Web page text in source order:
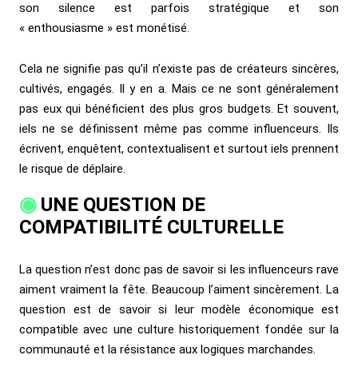
son silence est parfois stratégique et son
« enthousiasme » est monétisé.
Cela ne signifie pas qu’il n’existe pas de créateurs sincères,
cultivés, engagés. Il y en a. Mais ce ne sont généralement
pas eux qui bénéficient des plus gros budgets. Et souvent,
iels ne se définissent même pas comme influenceurs. Ils
écrivent, enquêtent, contextualisent et surtout iels prennent
le risque de déplaire.
UNE QUESTION DE
COMPATIBILITÉ CULTURELLE
La question n’est donc pas de savoir si les influenceurs rave
aiment vraiment la fête. Beaucoup l’aiment sincèrement. La
question est de savoir si leur modèle économique est
compatible avec une culture historiquement fondée sur la
communauté et la résistance aux logiques marchandes.